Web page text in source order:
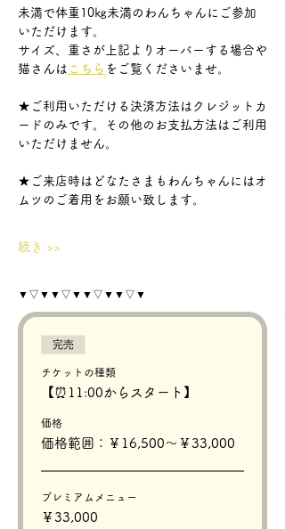
未満で体重10㎏未満のわんちゃんにご参加
いただけます。
サイズ、重さが上記よりオーバーする場合や
猫さんは こちら をご覧くださいませ。
★ご利用いただける決済方法はクレジットカ
ードのみです。その他のお支払方法はご利用
いただけません。
★ご来店時はどなたさまもわんちゃんにはオ
ムツのご着用をお願い致します。
続き >>
▼▽▼▼▽▼▼▽▼▼▽▼
完売
チケットの種類
【⏰11:00からスタート】
価格
価格範囲：￥16,500〜￥33,000
プレミアムメニュー
￥33,000